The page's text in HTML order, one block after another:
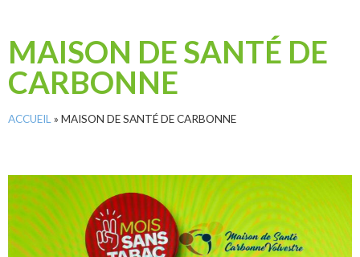
MAISON DE SANTÉ DE
CARBONNE
ACCUEIL » MAISON DE SANTÉ DE CARBONNE